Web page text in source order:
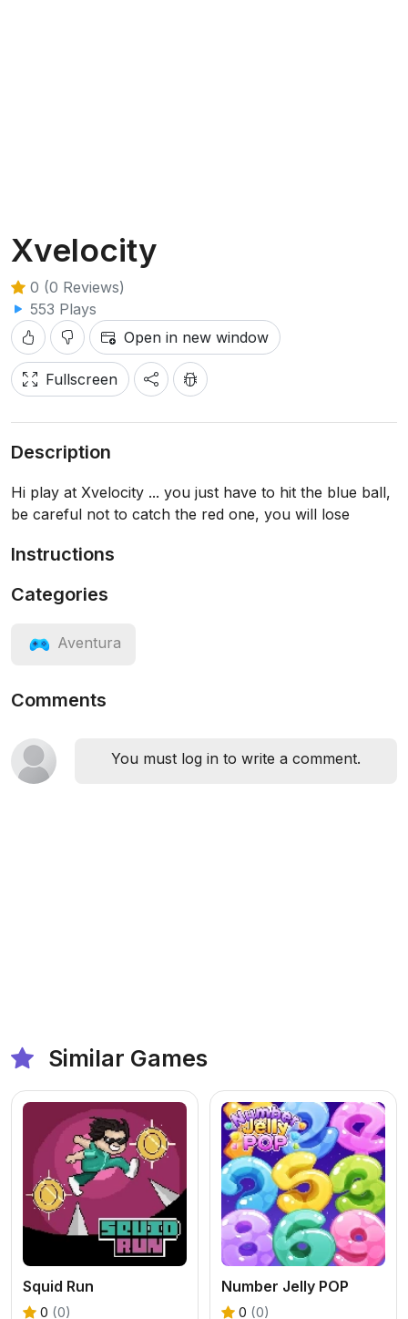
Xvelocity
0 (0 Reviews)
553 Plays
Open in new window
Fullscreen
Description
Hi play at Xvelocity ... you just have to hit the blue ball,
be careful not to catch the red one, you will lose
Instructions
Categories
Aventura
Comments
You must log in to write a comment.
Similar Games
Squid Run
0 (0)
Number Jelly POP
0 (0)